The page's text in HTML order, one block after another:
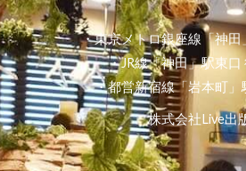
・東京メトロ銀座線「神田
・JR線「神田」駅東口
・都営新宿線「岩本町」
株式会社Live出